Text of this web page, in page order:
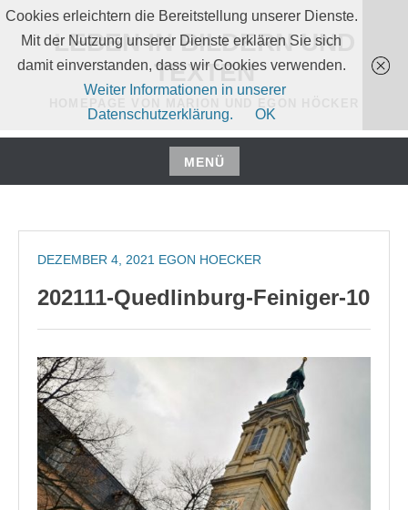
Zum
Inhalt
springen
LEBEN IN BILDERN UND
TEXTEN
MENÜ
Zum
springen
DEZEMBER 4, 2021 EGON HOECKER
202111-Quedlinburg-Feiniger-10
Cookies erleichtern die Bereitstellung unserer Dienste.
Mit der Nutzung unserer Dienste erklären Sie sich
damit einverstanden, dass wir Cookies verwenden.
Weiter Informationen in unserer
Datenschutzerklärung.
OK